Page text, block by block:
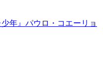
年』パウロ・コエーリョ